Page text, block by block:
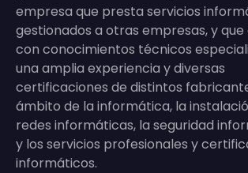
empresa que presta servicios
gestionados a otras empresas, y
con conocimientos técnicos
una amplia experiencia y diversas
certificaciones de distintos
ámbito de la informática, la
redes informáticas, la seguridad
y los servicios profesionales y
informáticos.